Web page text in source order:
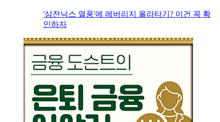
'삼전닉스 열풍'에 레버리지 올라타기? 이건 꼭 확
인하자